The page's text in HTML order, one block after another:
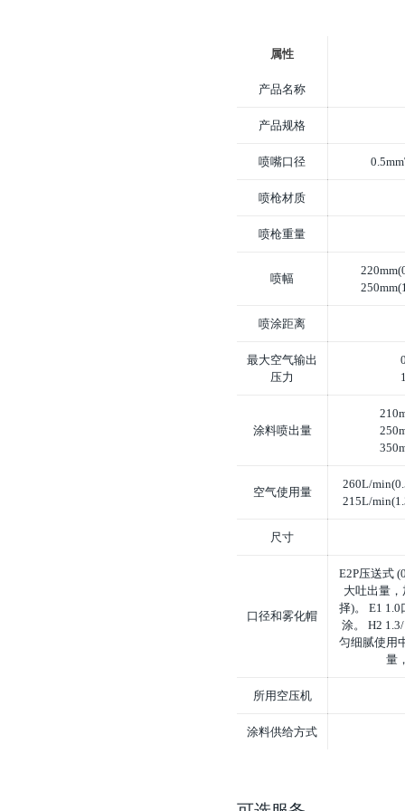
属性
产品名称
产品规格
喷嘴口径
喷枪材质
喷枪重量
喷幅
喷涂距离
最大空气输出
压力
涂料喷出量
空气使用量
260L/
215L/
尺寸
口径和雾化帽
E2P压送式
大吐出量
择)。 E1
涂。 H2
匀细腻使用
量
所用空压机
涂料供给方式